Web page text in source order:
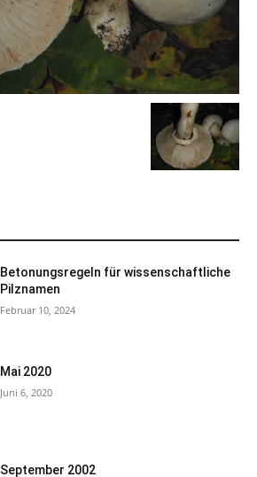
Betonungsregeln für wissenschaftliche
Pilznamen
Februar 10, 2024
Mai 2020
Juni 6, 2020
September 2002